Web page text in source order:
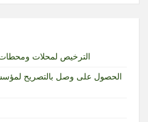
الترخيص لمحلات ومحطات
الحصول على وصل بالتصريح